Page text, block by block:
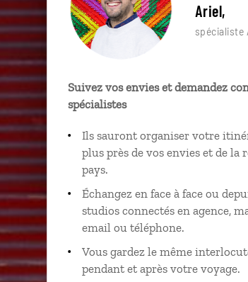
Ariel,
spécialiste
Suivez vos envies et demandez
spécialistes
Ils sauront organiser votre
plus près de vos envies et de la
pays.
Échangez en face à face ou
studios connectés en agence,
email ou téléphone.
Vous gardez le même
pendant et après votre voyage.